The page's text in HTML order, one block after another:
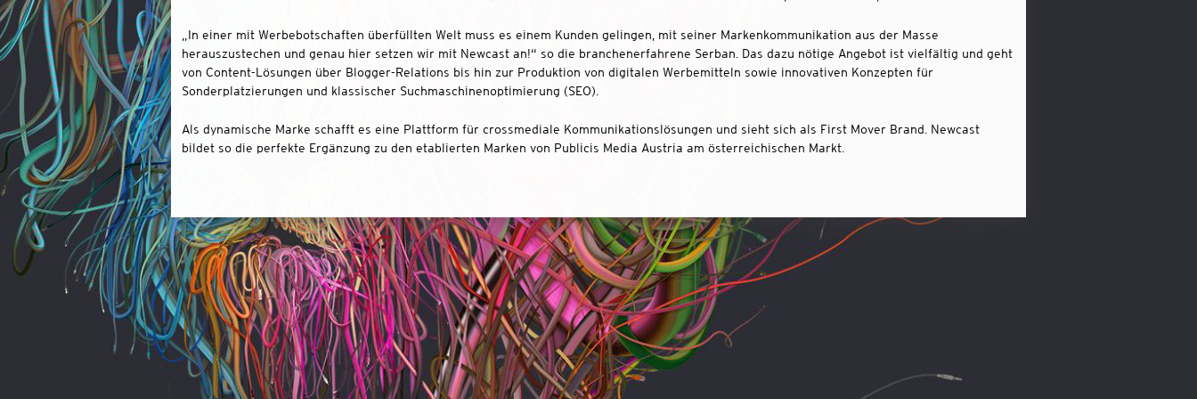
„In einer mit Werbebotschaften überfüllten Welt muss es einem Kunden gelingen, mit seiner Markenkommunikation aus der Masse
herauszustechen und genau hier setzen wir mit Newcast an!“ so die branchenerfahrene Serban. Das dazu nötige Angebot ist vielfältig und geht
von Content-Lösungen über Blogger-Relations bis hin zur Produktion von digitalen Werbemitteln sowie innovativen Konzepten für
Sonderplatzierungen und klassischer Suchmaschinenoptimierung (SEO).
Als dynamische Marke schafft es eine Plattform für crossmediale Kommunikationslösungen und sieht sich als First Mover Brand. Newcast
bildet so die perfekte Ergänzung zu den etablierten Marken von Publicis Media Austria am österreichischen Markt.